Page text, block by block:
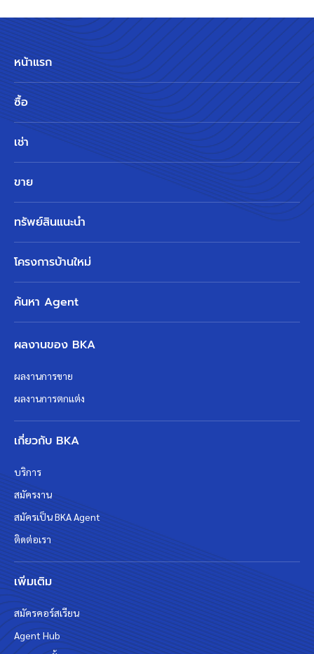
หน้าแรก
ซื้อ
เช่า
ขาย
ทรัพย์สินแนะนำ
โครงการบ้านใหม่
ค้นหา Agent
ผลงานของ BKA
ผลงานการขาย
ผลงานการตกแต่ง
เกี่ยวกับ BKA
บริการ
สมัครงาน
สมัครเป็น BKA Agent
ติดต่อเรา
เพิ่มเติม
สมัครคอร์สเรียน
Agent Hub